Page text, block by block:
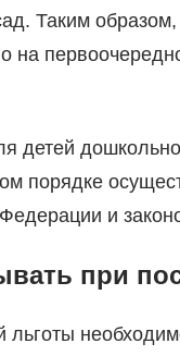
Таким
детей
порядке
и
при